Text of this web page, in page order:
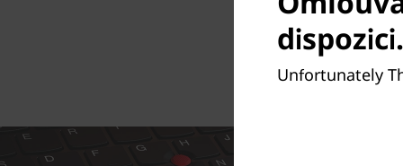
dispozici.
Unfortunately